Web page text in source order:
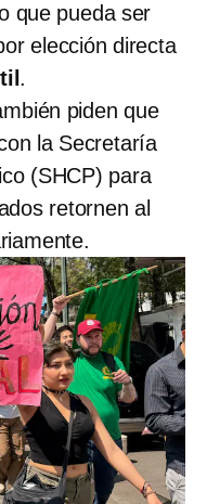
que pueda ser
elección directa
.
piden que
la Secretaría
(SHCP) para
retornen al